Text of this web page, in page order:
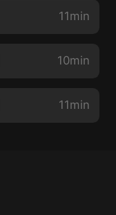
11min
10min
11min